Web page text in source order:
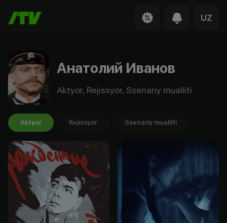
UZ
Анатолий Иванов
Aktyor, Rejissyor, Ssenariy muallifi
Aktyor Rejissyor Ssenariy muallifi